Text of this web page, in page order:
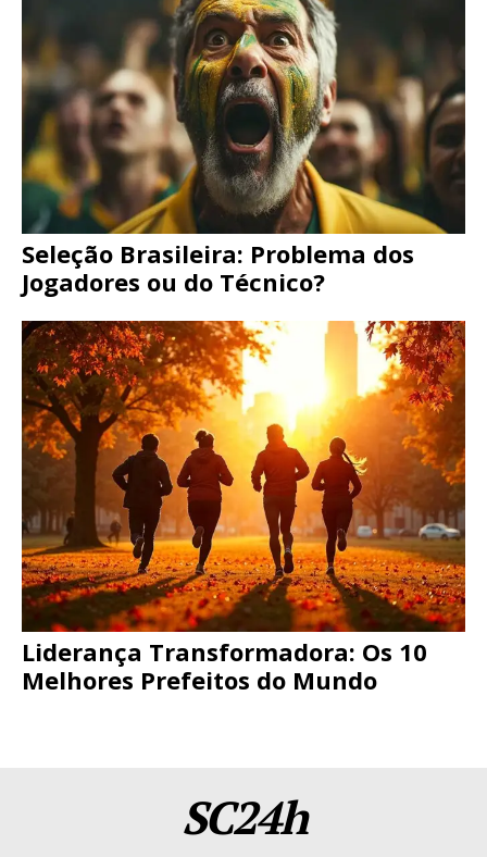
Seleção Brasileira: Problema dos
Jogadores ou do Técnico?
Liderança Transformadora: Os 10
Melhores Prefeitos do Mundo
SC24h